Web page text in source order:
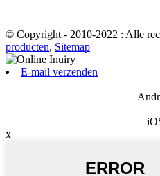
© Copyright - 2010-2022 : Alle
producten, Sitemap
E-mail verzenden
x